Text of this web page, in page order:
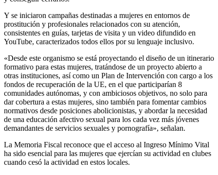
Y se iniciaron campañas destinadas a mujeres en entornos de
prostitución y profesionales relacionados con su atención,
consistentes en guías, tarjetas de visita y un video difundido en
YouTube, caracterizados todos ellos por su lenguaje inclusivo.
«Desde este organismo se está proyectando el diseño de un itinerario
formativo para estas mujeres, tratándose de un proyecto abierto a
otras instituciones, así como un Plan de Intervención con cargo a los
fondos de recuperación de la UE, en el que participarían 8
comunidades autónomas, y con ambiciosos objetivos, no solo para
dar cobertura a estas mujeres, sino también para fomentar cambios
normativos desde posiciones abolicionistas, y abordar la necesidad
de una educación afectivo sexual para los cada vez más jóvenes
demandantes de servicios sexuales y pornografía», señalan.
La Memoria Fiscal reconoce que el acceso al Ingreso Mínimo Vital
ha sido esencial para las mujeres que ejercían su actividad en clubes
cuando cesó la actividad en estos locales.